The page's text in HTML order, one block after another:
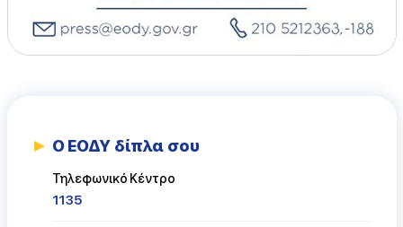
Ο ΕΟΔΥ δίπλα σου
Τηλεφωνικό Κέντρο
1135